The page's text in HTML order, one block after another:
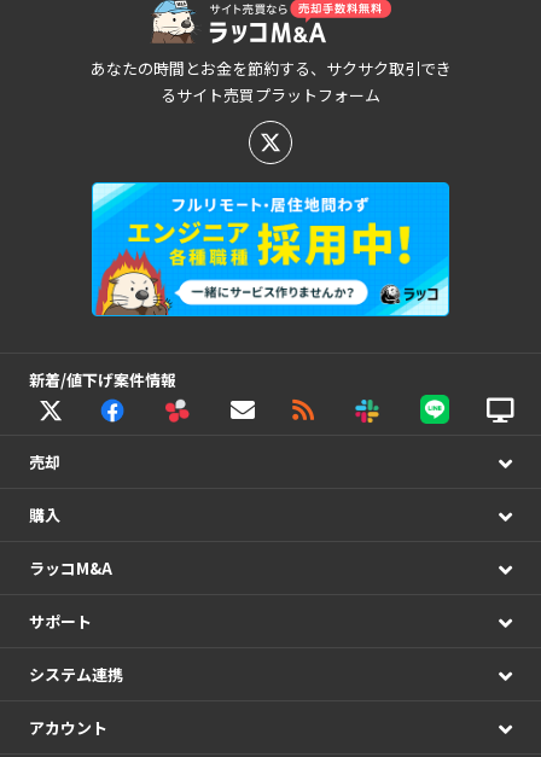
あなたの時間とお金を節約する、サクサク取引でき
るサイト売買プラットフォーム
新着/値下げ案件情報
売却
購入
ラッコM&A
サポート
システム連携
アカウント